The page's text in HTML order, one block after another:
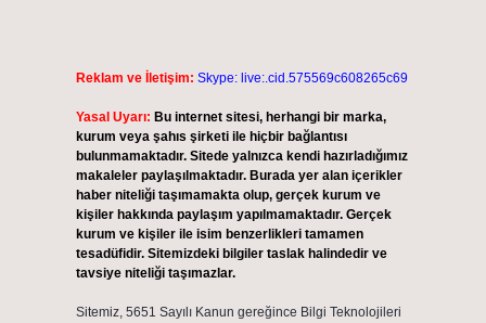
Reklam ve İletişim: Skype: live:.cid.575569c608265c69
Yasal Uyarı: Bu internet sitesi, herhangi bir marka,
kurum veya şahıs şirketi ile hiçbir bağlantısı
bulunmamaktadır. Sitede yalnızca kendi hazırladığımız
makaleler paylaşılmaktadır. Burada yer alan içerikler
haber niteliği taşımamakta olup, gerçek kurum ve
kişiler hakkında paylaşım yapılmamaktadır. Gerçek
kurum ve kişiler ile isim benzerlikleri tamamen
tesadüfidir. Sitemizdeki bilgiler taslak halindedir ve
tavsiye niteliği taşımazlar.
Sitemiz, 5651 Sayılı Kanun gereğince Bilgi Teknolojileri